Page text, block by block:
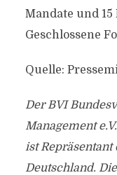
Mandate und
Geschlossene
Quelle:
Der BVI
Management
ist
Deutschland.